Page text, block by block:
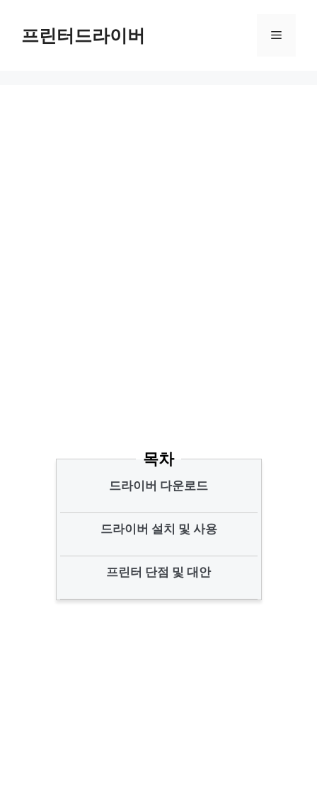
content프린터드라이버 Menu
목차
드라이버 다운로드
드라이버 설치 및 사용
프린터 단점 및 대안